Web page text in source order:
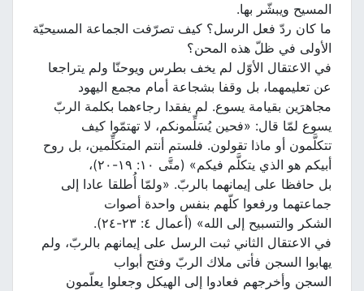
المسيح ويبشّر بها.
ما كان ردّ فعل الرسل؟ كيف تصرّفت الجماعة المسيحيّة
الأولى في ظلّ هذه المحن؟
في الاعتقال الأوّل لم يخف بطرس ويوحنّا ولم يتراجعا
عن تعليمهما، بل وقفا بشجاعة أمام مجمع اليهود
مجاهرَين بقيامة يسوع. لم يفقدا رجاءهما بكلمة الربّ
يسوع لمّا قال: «فحين يُسَلِّمونكم، لا تهتمّوا كيف
تتكلَّمون أو ماذا تقولون. فلستم أنتم المتكلِّمين، بل روح
أبيكم هو الذي يتكلَّم فيكم» (متَّى ١٠: ١٩-٢٠)،
بل حافظا على إيمانهما بالربّ. «ولمّا أُطلقا عادا إلى
جماعتهما ورفعوا كلّهم بنفس واحدة أصوات
الشكر والتسبيح إلى الله» (أعمال ٤: ٢٣-٢٤).
في الاعتقال الثاني ثبت الرسل على إيمانهم بالربّ، ولم
يهابوا السجن فأتى ملاك الربّ وفتح أبواب
السجن وأخرجهم فعادوا إلى الهيكل وجعلوا يعلّمون